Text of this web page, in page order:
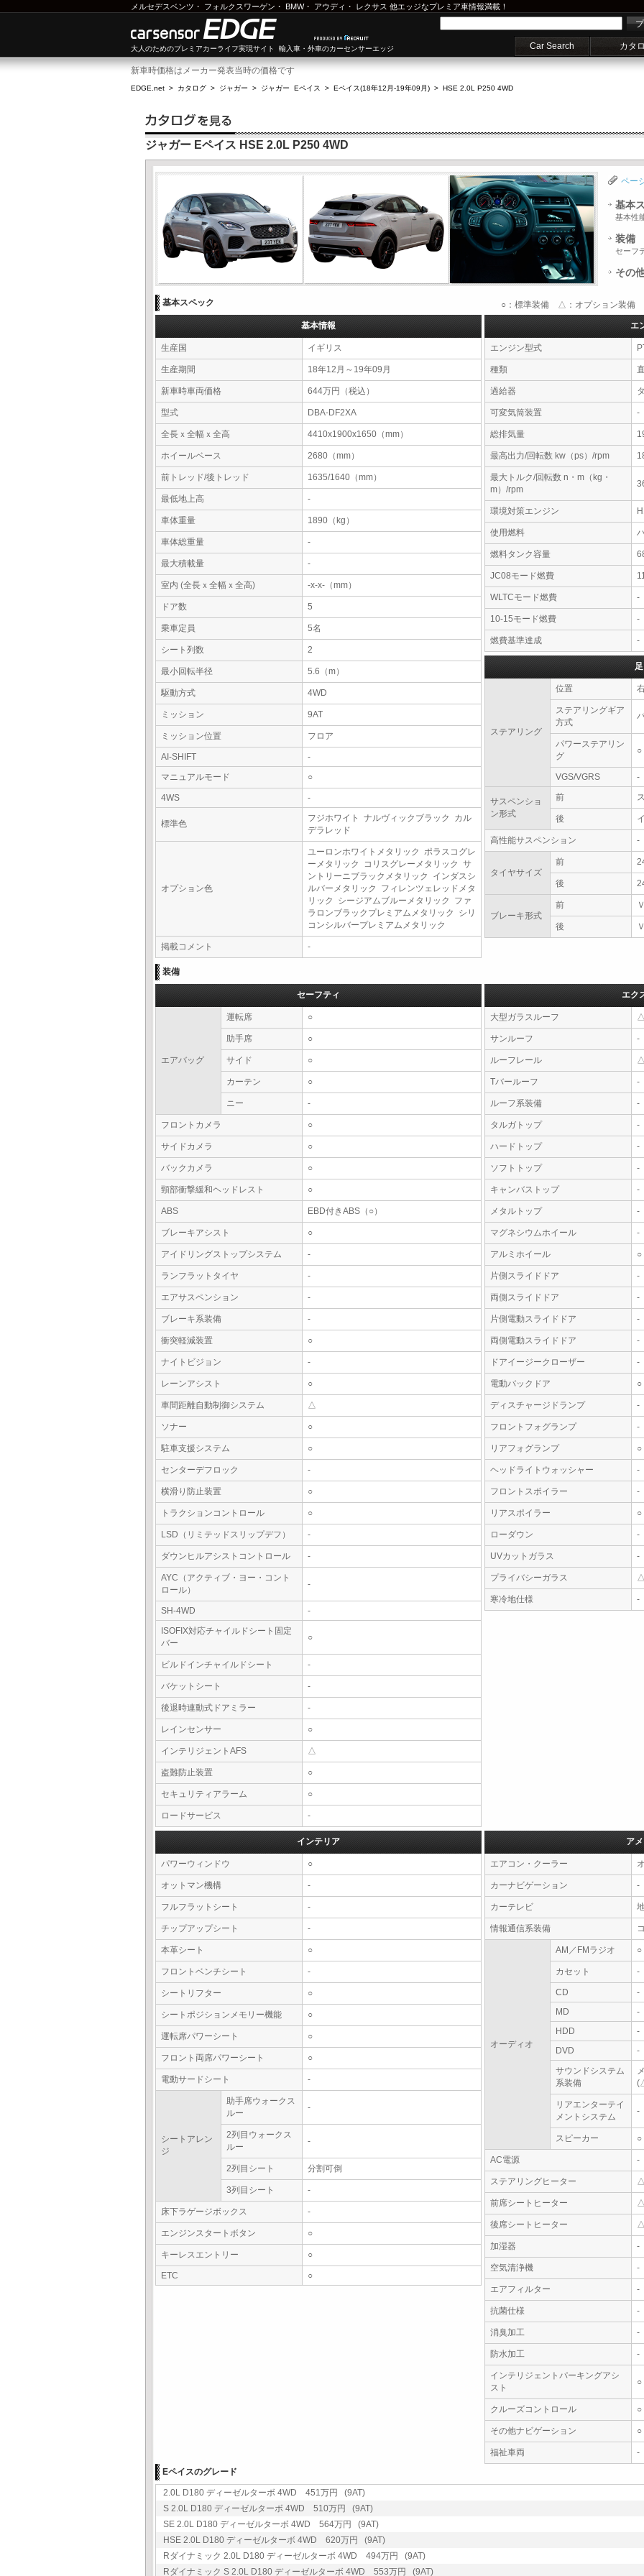
メルセデスベンツ ・ フォルクスワーゲン ・ BMW・ アウディ ・ レクサス 他エッジなプレミア車情報満載！
大人のためのプレミアカーライフ実現サイト 輸入車・外車のカーセンサーエッジ Car Search カタ
新車時価格はメーカー発表当時の価格です
EDGE.net > カタログ > ジャガー > ジャガー Eペイス > Eペイス(18年12月-19年09月) > HSE 2.0L P250 4WD
ジャガー Eペイス HSE 2.0L P250 4WD
ペー
基本
基本性
装備
セーフ
その
基本スペック ○：標準装備 △：オプション装備 -
基本情報
生産国 イギリス
生産期間 18年12月～19年09月
新車時車両価格 644万円（税込）
型式 DBA-DF2XA
全長ｘ全幅ｘ全高 4410x1900x1650（mm）
ホイールベース 2680（mm）
前トレッド/後トレッド 1635/1640（mm）
最低地上高 -
車体重量 1890（kg）
車体総重量 -
最大積載量 -
室内 (全長ｘ全幅ｘ全高) -x-x-（mm）
ドア数 5
乗車定員 5名
シート列数 2
最小回転半径 5.6（m）
駆動方式 4WD
ミッション 9AT
ミッション位置 フロア
AI-SHIFT
-
マニュアルモード
○
4WS -
標準色
フジホワイト ナルヴィックブラック カル
デラレッド
オプション色
ユーロンホワイトメタリック ポラスコグレ
ーメタリック コリスグレーメタリック サ
ントリーニブラックメタリック インダスシ
ルバーメタリック フィレンツェレッドメタ
リック シージアムブルーメタリック ファ
ラロンブラックプレミアムメタリック シリ
コンシルバープレミアムメタリック
掲載コメント -
エ
エンジン型式
種類
過給器
可変気筒装置 -
総排気量
最高出力/回転数 kw（ps）/rpm
最大トルク/回転数 n・m（kg・
m）/rpm
環境対策エンジン
使用燃料
燃料タンク容量
JC08モード燃費
WLTCモード燃費 -
10-15モード燃費 -
燃費基準達成 -
ステアリング
位置
ステアリングギア
方式
パワーステアリン
グ
○
VGS/VGRS -
サスペンショ
ン形式
前
後
高性能サスペンション -
タイヤサイズ
前
後
ブレーキ形式
前
後
装備
セーフティ
エアバッグ
運転席 ○
助手席 ○
サイド ○
カーテン ○
ニー -
フロントカメラ ○
サイドカメラ ○
バックカメラ ○
頸部衝撃緩和ヘッドレスト ○
ABS EBD付きABS（○）
ブレーキアシスト ○
アイドリングストップシステム -
ランフラットタイヤ -
エアサスペンション -
ブレーキ系装備 -
衝突軽減装置 ○
ナイトビジョン -
レーンアシスト ○
車間距離自動制御システム △
ソナー ○
駐車支援システム ○
センターデフロック -
横滑り防止装置 ○
トラクションコントロール ○
LSD（リミテッドスリップデフ） -
ダウンヒルアシストコントロール -
AYC（アクティブ・ヨー・コント
ロール）
-
SH-4WD
-
ISOFIX対応チャイルドシート固定
バー
○
ビルドインチャイルドシート -
バケットシート -
後退時連動式ドアミラー -
レインセンサー ○
インテリジェントAFS △
盗難防止装置 ○
セキュリティアラーム ○
ロードサービス -
エク
大型ガラスルーフ
サンルーフ -
ルーフレール
Tバールーフ -
ルーフ系装備 -
タルガトップ -
ハードトップ -
ソフトトップ -
キャンバストップ -
メタルトップ -
マグネシウムホイール -
アルミホイール ○
片側スライドドア -
両側スライドドア -
片側電動スライドドア -
両側電動スライドドア -
ドアイージークローザー -
電動バックドア ○
ディスチャージドランプ -
フロントフォグランプ -
リアフォグランプ ○
ヘッドライトウォッシャー -
フロントスポイラー -
リアスポイラー ○
ローダウン -
UVカットガラス -
プライバシーガラス
寒冷地仕様 -
インテリア
パワーウィンドウ ○
オットマン機構 -
フルフラットシート -
チップアップシート -
本革シート ○
フロントベンチシート -
シートリフター ○
シートポジションメモリー機能 ○
運転席パワーシート ○
フロント両席パワーシート ○
電動サードシート -
シートアレン
ジ
助手席ウォークス
ルー
-
2列目ウォークス
ルー
-
2列目シート 分割可倒
3列目シート -
床下ラゲージボックス -
エンジンスタートボタン ○
キーレスエントリー ○
ETC ○
ア
エアコン・クーラー
カーナビゲーション -
カーテレビ
情報通信系装備
オーディオ
AM／FMラジオ ○
カセット -
CD
-
MD
-
HDD
-
DVD
-
サウンドシステム
系装備
リアエンターテイ
メントシステム
-
スピーカー ○
AC電源 -
ステアリングヒーター
前席シートヒーター
後席シートヒーター
加湿器 -
空気清浄機 -
エアフィルター -
抗菌仕様 -
消臭加工 -
防水加工 -
インテリジェントパーキングアシ
スト
○
クルーズコントロール ○
その他ナビゲーション ○
福祉車両
-
Eペイスのグレード
2.0L D180 ディーゼルターボ 4WD 451万円 (9AT)
S 2.0L D180 ディーゼルターボ 4WD 510万円 (9AT)
SE 2.0L D180 ディーゼルターボ 4WD 564万円 (9AT)
HSE 2.0L D180 ディーゼルターボ 4WD 620万円 (9AT)
Rダイナミック 2.0L D180 ディーゼルターボ 4WD 494万円 (9AT)
Rダイナミック S 2.0L D180 ディーゼルターボ 4WD 553万円 (9AT)